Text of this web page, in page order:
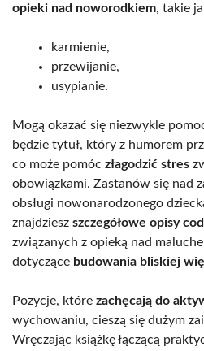
opieki nad noworodkiem, takie
karmienie,
przewijanie,
usypianie.
Mogą okazać się niezwykle
będzie tytuł, który z humorem
co może pomóc złagodzić stres
obowiązkami. Zastanów się nad
obsługi nowonarodzonego
znajdziesz szczegółowe opisy
związanych z opieką nad
dotyczące budowania bliskiej
Pozycje, które zachęcają do
wychowaniu, cieszą się dużym
Wręczając książkę łączącą